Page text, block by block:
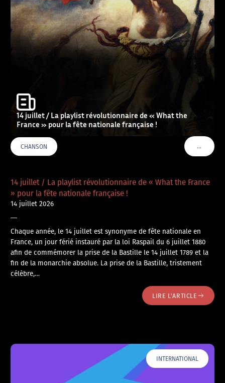
14 juillet / La playlist révolutionnaire de « What the
France » pour la fête nationale française !
CHANSON …VOIR
14 juillet / La playlist révolutionnaire de « What the France
» pour la fête nationale française !
14 juillet 2026
—
Chaque année, le 14 juillet est synonyme de fête nationale en
France, un jour férié instauré par la loi Raspail du 6 juillet 1880
afin de commémorer la prise de la Bastille le 14 juillet 1789 et la
fin de la monarchie absolue. La prise de la Bastille, tristement
célèbre,…
LIRE L'ARTICLE
INTERNATIONAL